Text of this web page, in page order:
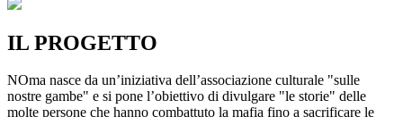
IL PROGETTO
NOma nasce da un’iniziativa dell’associazione culturale "sulle
nostre gambe" e si pone l’obiettivo di divulgare "le storie" delle
molte persone che hanno combattuto la mafia fino a sacrificare le